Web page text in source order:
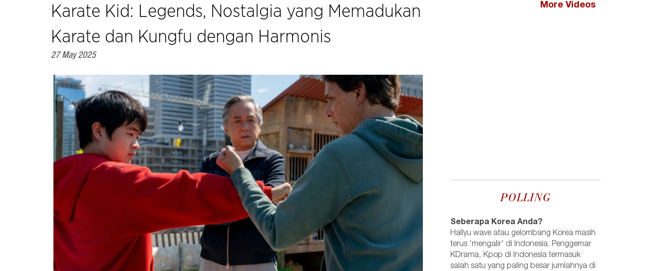
Karate Kid: Legends, Nostalgia yang Memadukan
Karate dan Kungfu dengan Harmonis
27 May 2025
More Videos
POLLING
Seberapa Korea Anda?
Hallyu wave atau gelombang Korea masih
terus 'mengalir' di Indonesia. Penggemar
KDrama, Kpop di Indonesia termasuk
salah satu yang paling besar jumlahnya di